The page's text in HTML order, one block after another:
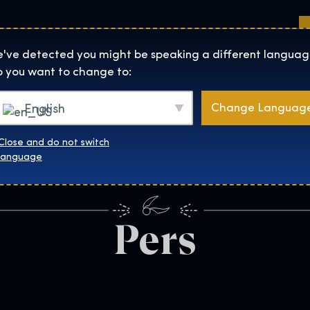
Tentoonstelling homepage
Locaties Over Shop
Pers
detected you might be speaking a different
you want to change to:
English Change
and do not switch